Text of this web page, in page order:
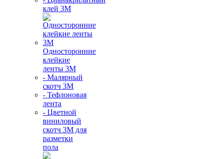
клей 3М
Односторонние
клейкие
ленты 3М
- Малярный
скотч 3М
- Тефлоновая
лента
- Цветной
виниловый
скотч 3М для
разметки
пола